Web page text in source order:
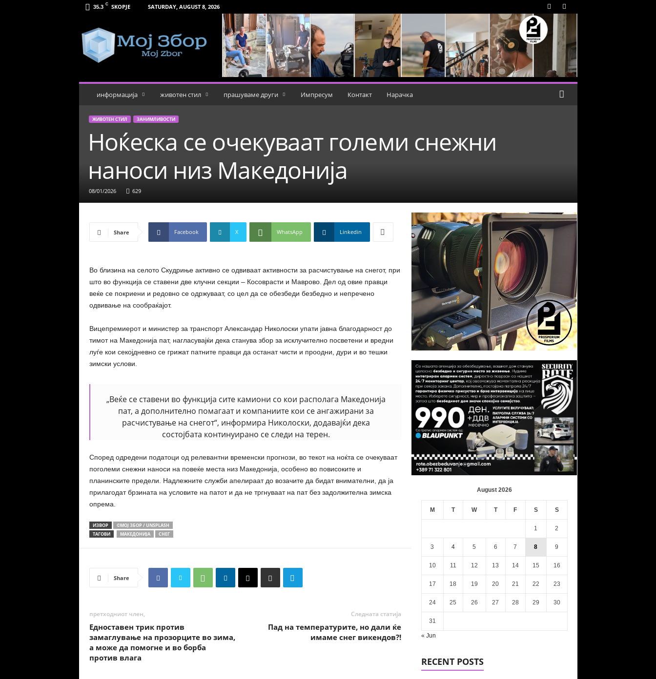
35.3 C SKOPJE SATURDAY, AUGUST 8, 2026
о
р
информација животен стил прашуваме други Импресум Контакт Нарачка
ЖИВОТЕН СТИЛ ЗАНИМЛИВОСТИ
Ноќеска се очекуваат големи снежни
наноси низ Македонија
08/01/2026 629
Share Facebook X WhatsApp Linkedin
Во близина на селото Скудрињеактивно се одвиваат активности за расчистување на снегот, при
што во функција се ставени две клучни секции – Косоврасти и Маврово. Дел од овие правци
веќе се покриени и редовно се одржуваат, со цел да се обезбеди безбедно и непречено
одвивање на сообраќајот.
Вицепремиерот и министер за транспортАлександар Николоски упати јавна благодарност до
тимот на Македонија пат, нагласувајќи дека станува збор за исклучително посветени и вредни
луѓе кои секојдневно се грижат патните правци да останат чисти и проодни, дури и во тешки
зимски услови.
„Веќе се ставени во функција сите камиони со кои располага Македонија
пат, а дополнително помагаат и компаниите кои се ангажирани за
расчистување на снегот“, информира Николоски, додавајќи дека
состојбата континуирано се следи на терен.
Според одредени податоци од релевантни временски прогнози, во текот на ноќта се очекуваат
поголеми снежни наноси на повеќе места низ Македонија , особено во повисоките и
планинските предели. Надлежните служби апелираат до возачите да бидат внимателни, да ја
прилагодат брзината на условите на патот и да не тргнуваат на пат без задолжителна зимска
опрема.
ИЗВОР
©МОЈ ЗБОР / UNSPLASH
ТАГОВИ
МАКЕДОНИЈА СНЕГ
Share
претходниот член,
Едноставен трик против
замаглување на прозорците во зима,
а може да помогне и во борба
против влага
Следната статија
Пад на температурите, но дали ќе
имаме снег викендов?!
August 2026
M T W T F S S
1 2
3 4 5 6 7 8 9
10 11 12 13 14 15 16
17 18 19 20 21 22 23
24 25 26 27 28 29 30
31
« Jun
RECENT POSTS